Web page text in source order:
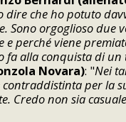
dire che ho potuto
Sono orgoglioso due
perché viene
fa alla conquista di
Novara): "Nei
per la
Credo non sia